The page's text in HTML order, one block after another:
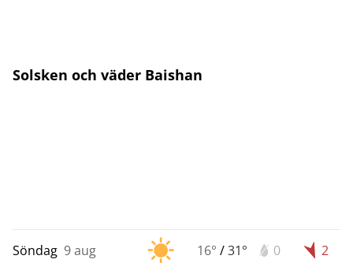
Solsken och väder Baishan
Söndag 9 aug 16° /31° 0 2